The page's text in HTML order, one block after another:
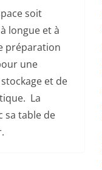
soit
longue et à
préparation
une
et de
La
sa table de